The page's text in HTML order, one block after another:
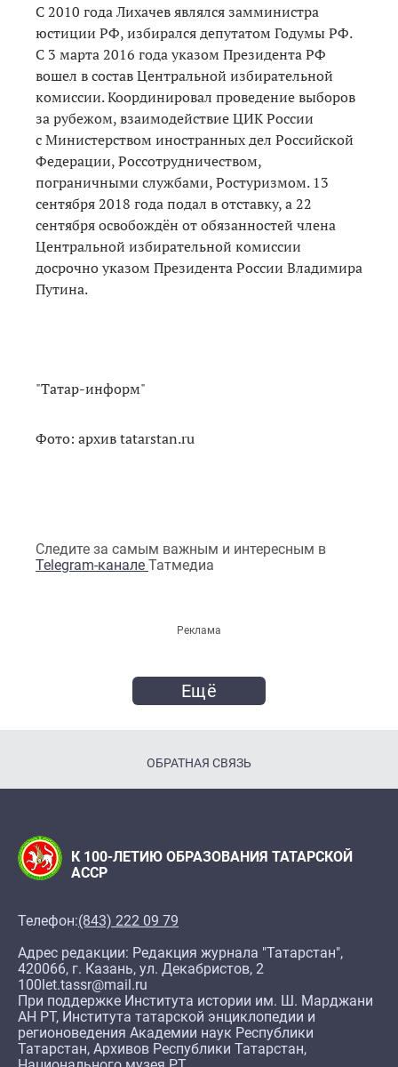
С 2010 года Лихачев являлся замминистра
юстиции РФ, избирался депутатом Годумы РФ.
С 3 марта 2016 года указом Президента РФ
вошел в состав Центральной избирательной
комиссии. Координировал проведение выборов
за рубежом, взаимодействие ЦИК России
с Министерством иностранных дел Российской
Федерации, Россотрудничеством,
пограничными службами, Ростуризмом. 13
сентября 2018 года подал в отставку, а 22
сентября освобождён от обязанностей члена
Центральной избирательной комиссии
досрочно указом Президента России Владимира
Путина.
"Татар-информ"
Фото: архив tatarstan.ru
Следите за самым важным и интересным в
Telegram-канале Татмедиа
Реклама
Ещё
ОБРАТНАЯ СВЯЗЬ
К 100-ЛЕТИЮ ОБРАЗОВАНИЯ ТАТАРСКОЙ
АССР
Телефон:(843) 222 09 79
Адрес редакции: Редакция журнала "Татарстан",
420066, г. Казань, ул. Декабристов, 2
100let.tassr@mail.ru
При поддержке Института истории им. Ш. Марджани
АН РТ, Института татарской энциклопедии и
регионоведения Академии наук Республики
Татарстан, Архивов Республики Татарстан,